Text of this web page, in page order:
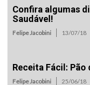
Confira algumas
Saudável!
Felipe Jacobini 13/07/18
Receita Fácil:
Felipe Jacobini 25/06/18